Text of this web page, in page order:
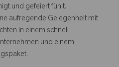
und gefeiert fühlt.
aufregende Gelegenheit mit
in einem schnell
und einem